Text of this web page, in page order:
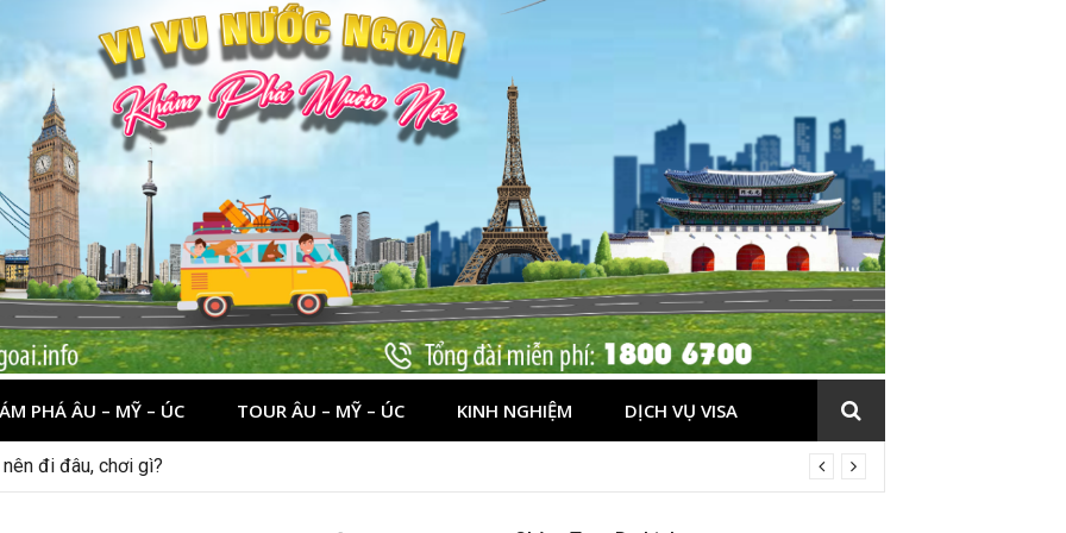
PHÁ ÂU – MỸ – ÚC TOUR ÂU – MỸ – ÚC KINH NGHIỆM DỊCH VỤ VISA
đi đâu, chơi gì?